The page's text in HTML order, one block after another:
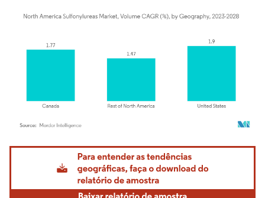
Imagem © Mordor Intelligence. O reuso requer atribuição conforme CC BY 4.0.